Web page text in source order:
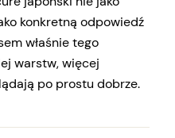
konkretną odpowiedź
właśnie tego
warstw, więcej
po prostu dobrze.